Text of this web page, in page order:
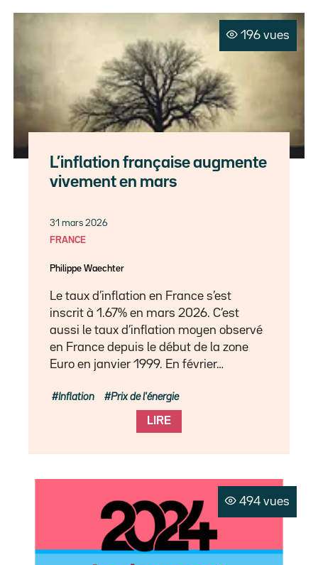
196 vues
L’inflation française augmente
vivement en mars
31 mars 2026
FRANCE
Philippe Waechter
Le taux d’inflation en France s’est
inscrit à 1.67% en mars 2026. C’est
aussi le taux d’inflation moyen observé
en France depuis le début de la zone
Euro en janvier 1999. En février…
LIRE
Inflation Prix de l'énergie
494 vues